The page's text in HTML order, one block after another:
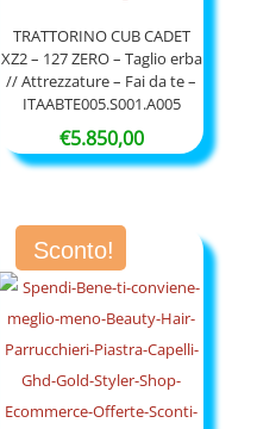
TRATTORINO CUB CADET
XZ2 – 127 ZERO – Taglio erba
// Attrezzature – Fai da te –
ITAABTE005.S001.A005
€5.850,00
Sconto!